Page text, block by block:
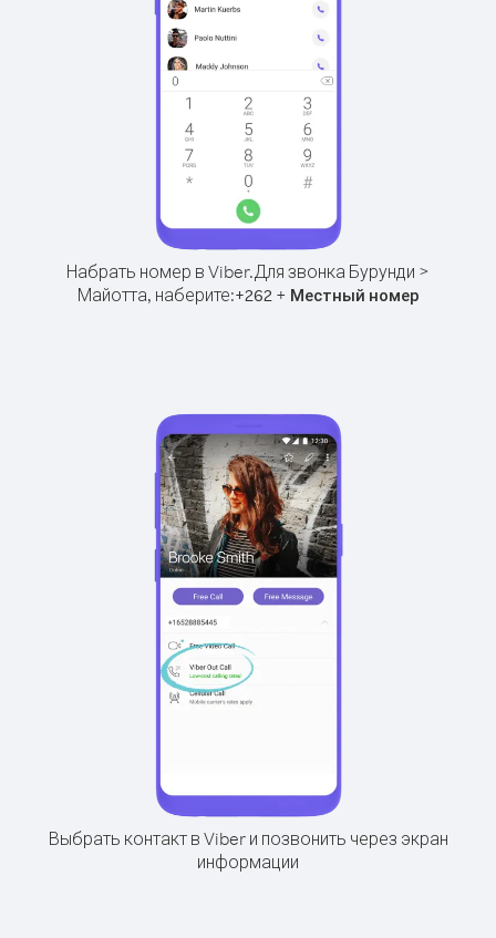
Набрать номер в Viber.Для звонка Бурунди >
Майотта, наберите:+262+ Местный номер
Выбрать контакт в Viber и позвонить через экран
информации